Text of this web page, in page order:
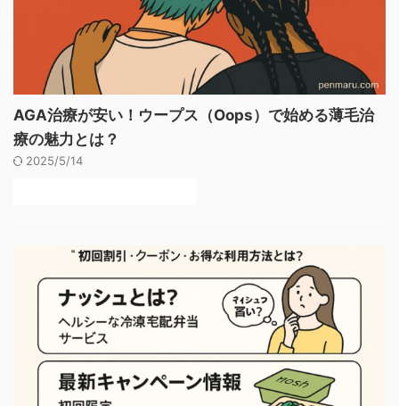
AGA治療が安い！ウープス（Oops）で始める薄毛治
療の魅力とは？
2025/5/14